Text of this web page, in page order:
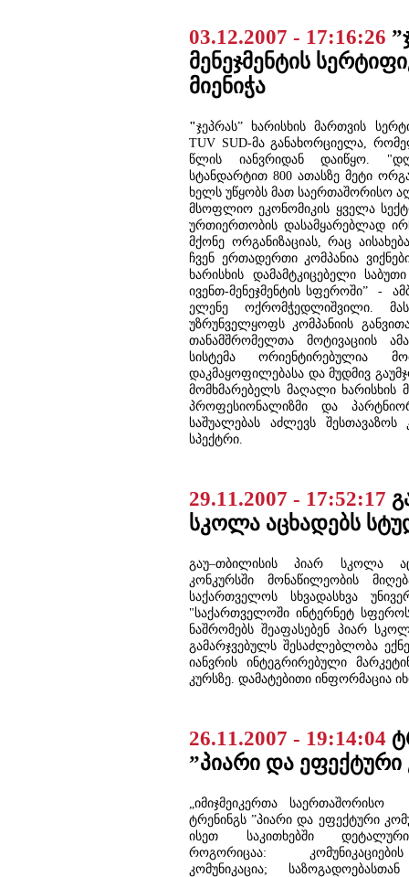
03.12.2007 - 17:16:26
მენეჯმენტის
მიენიჭა
"ჯეპრას” ხარისხის მართვის
TUV SUD-მა განახორციელა,
წლის იანვრიდან დაიწყო.
სტანდარტით 800 ათასზე მეტი
ხელს უწყობს მათ საერთაშორისო
მსოფლიო ეკონომიკის ყველა
ურთიერთობის დასამყარებლად
მქონე ორგანიზაციას, რაც
ჩვენ ერთადერთი კომპანია
ხარისხის დამამტკიცებელი
ივენთ-მენეჯმენტის სფეროში” -
ელენე ოქრომჭედლიშვილი.
უზრუნველყოფს კომპანიის
თანამშრომელთა მოტივაციის
სისტემა ორიენტირებულია
დაკმაყოფილებასა და მუდმივ
მომხმარებელს მაღალი ხარისხის
პროფესიონალიზმი და
საშუალებას აძლევს
სპექტრი.
29.11.2007 - 17:52:17
სკოლა აცხადებს
გაუ–თბილისის პიარ სკოლა
კონკურსში მონაწილეობის
საქართველოს სხვადასხვა
"საქართველოში ინტერნეტ
ნაშრომებს შეაფასებენ პიარ
გამარჯვებულს შესაძლებლობა
იანვრის ინტეგრირებული
კურსზე. დამატებითი ინფორმაცია
26.11.2007 - 19:14:04
”პიარი და ეფექტური
„იმიჯმეიკერთა საერთაშორისო
ტრენინგს ”პიარი და ეფექტური
ისეთ საკითხებში
როგორიცაა:
კომუნიკაცია;